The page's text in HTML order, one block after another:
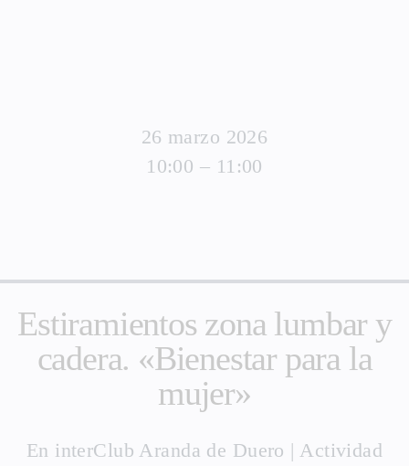
26 marzo 2026
10:00 – 11:00
Estiramientos zona lumbar y
cadera. «Bienestar para la
mujer»
En interClub Aranda de Duero |Actividad